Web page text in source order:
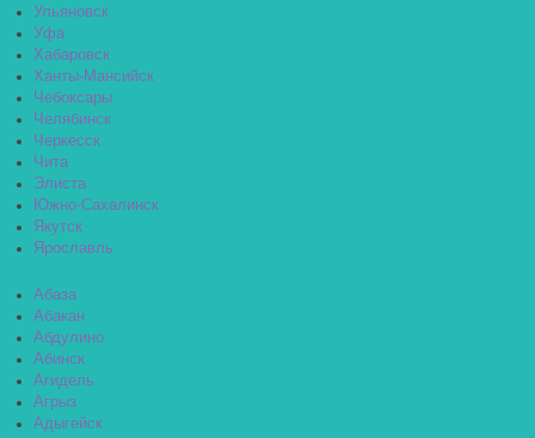
Ульяновск
Уфа
Хабаровск
Ханты-Мансийск
Чебоксары
Челябинск
Черкесск
Чита
Элиста
Южно-Сахалинск
Якутск
Ярославль
Абаза
Абакан
Абдулино
Абинск
Агидель
Агрыз
Адыгейск